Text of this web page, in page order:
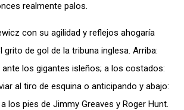
realmente palos.
con su agilidad y reflejos ahogaría
grito de gol de la tribuna inglesa. Arriba:
los gigantes isleños; a los costados:
al tiro de esquina o anticipando y abajo:
los pies de Jimmy Greaves y Roger Hunt.